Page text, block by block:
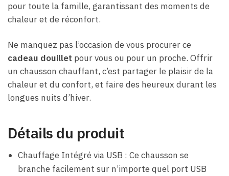
pour toute la famille, garantissant des moments de
chaleur et de réconfort.
Ne manquez pas l’occasion de vous procurer ce
cadeau douillet pour vous ou pour un proche. Offrir
un chausson chauffant, c’est partager le plaisir de la
chaleur et du confort, et faire des heureux durant les
longues nuits d’hiver.
Détails du produit
Chauffage Intégré via USB : Ce chausson se
branche facilement sur n’importe quel port USB